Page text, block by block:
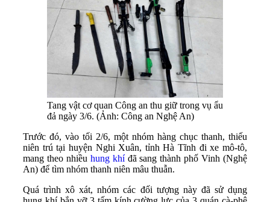
Tang vật cơ quan Công an thu giữ trong vụ ẩu
đả ngày 3/6. (Ảnh: Công an Nghệ An)
Trước đó, vào tối 2/6, một nhóm hàng chục thanh, thiếu
niên trú tại huyện Nghi Xuân, tỉnh Hà Tĩnh đi xe mô-tô,
mang theo nhiều hung khíđã sang thành phố Vinh (Nghệ
An) để tìm nhóm thanh niên mâu thuẫn.
Quá trình xô xát, nhóm các đối tượng này đã sử dụng